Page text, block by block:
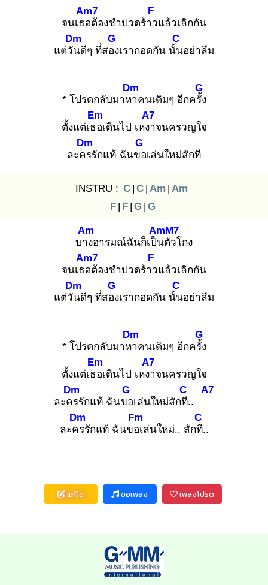
จนเธอ
Am7
ต้องชำปวดร้าว
F
แล้วเลิกกัน
แต่วัน
Dm
ดีๆ ที่สอง
G
เรากอดกัน นั้น
C
อย่าลืม
* โปรดกลับมาหา
Dm
คนเดิมๆ อีกครั้ง
G
ตั้งแต่เธอ
Em
เดินไป เหงา
A7
จนครวญใจ
ละคร
Dm
รักแท้ ฉันขอ
G
เล่นใหม่สักที
INSTRU : C | C | Am | Am
F | F | G | G
บาง
Am
อารมณ์ฉันก็เป็น
AmM7
ตัวโกง
จนเธอ
Am7
ต้องชำปวดร้าว
F
แล้วเลิกกัน
แต่วัน
Dm
ดีๆ ที่สอง
G
เรากอดกัน นั้น
C
อย่าลืม
* โปรดกลับมาหา
Dm
คนเดิมๆ อีกครั้ง
G
ตั้งแต่เธอ
Em
เดินไป เหงา
A7
จนครวญใจ
ละคร
Dm
รักแท้ ฉันขอ
G
เล่นใหม่สักที.
C
.
A7
ละคร
Dm
รักแท้ ฉันขอเ
Fm
ล่นใหม่.. สักที.
C
.
แก้ไข ขอเพลง เพลงโปรด